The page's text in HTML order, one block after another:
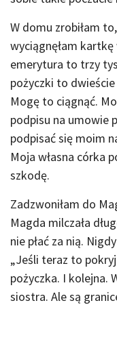
W domu zrobiłam
wyciągnęłam
emerytura to trzy
pożyczki to
Mogę to ciągnąć.
podpisu na umowie
podpisać się moim
Moja własna córka
szkodę.
Zadzwoniłam do
Magda milczała
nie płać za nią.
„Jeśli teraz to
pożyczka. I kolejna.
siostra. Ale są